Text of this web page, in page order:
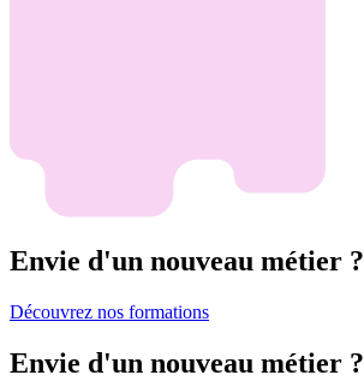
Envie d'un nouveau métier ?
Découvrez nos formations
Envie d'un nouveau métier ?